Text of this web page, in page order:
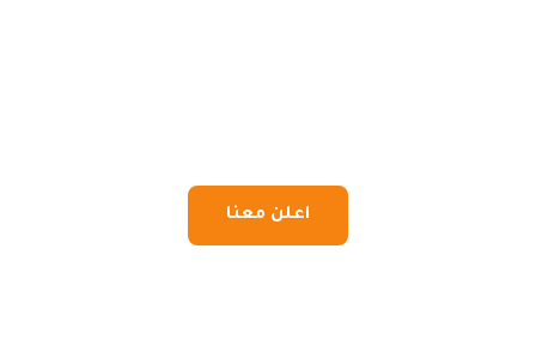
اعلن معنا